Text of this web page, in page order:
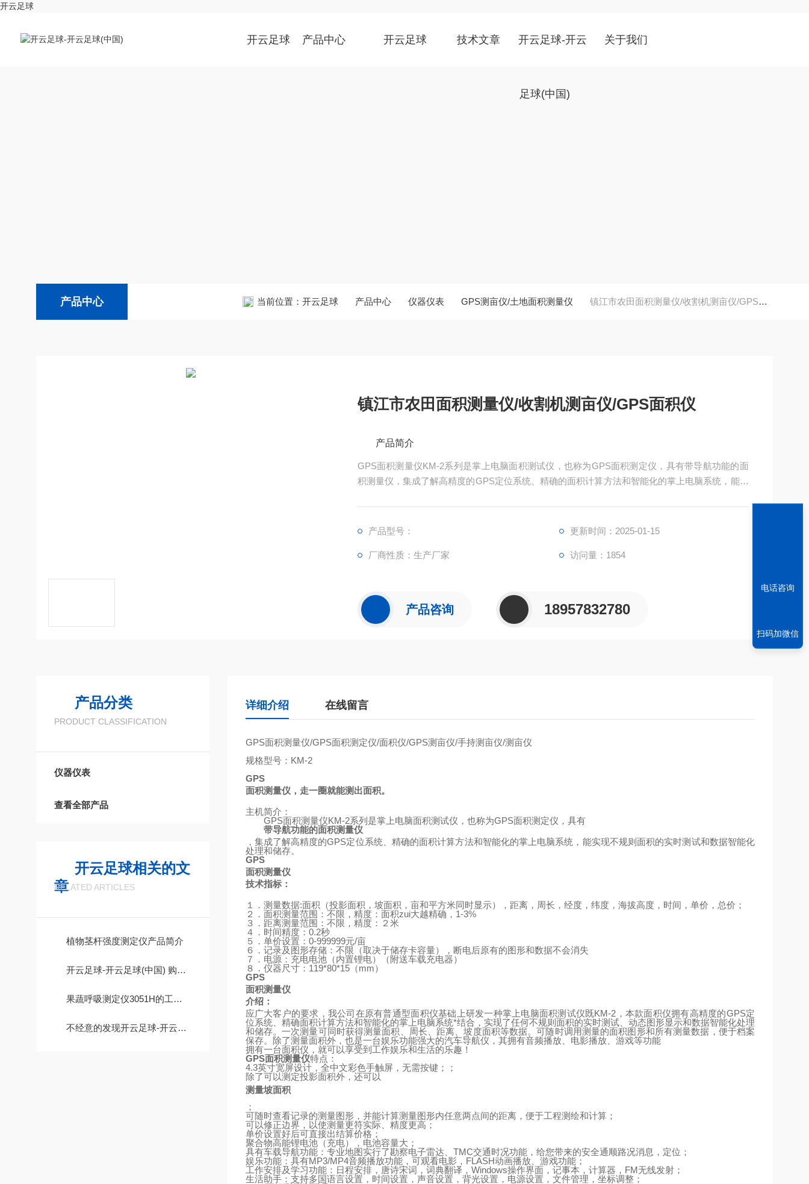
开云足球
开云足球 产品中心 开云足球 技术文章 开云足球-开云
足球(中国)
关于我们
产品中心 当前位置： 开云足球 产品中心 仪器仪表 GPS测亩仪/土地面积测量仪 镇江市农田面积测量仪/收割机测亩仪/GPS面积仪
镇江市农田面积测量仪/收割机测亩仪/GPS面积仪
产品简介
GPS面积测量仪KM-2系列是掌上电脑面积测试仪，也称为GPS面积测定仪，具有带导航功能的面
积测量仪，集成了解高精度的GPS定位系统、精确的面积计算方法和智能化的掌上电脑系统，能实
产品型号： 更新时间：2025-01-15
厂商性质：生产厂家 访问量：1854
产品咨询 18957832780
产品分类
PRODUCT CLASSIFICATION
仪器仪表
查看全部产品
开云足球相关的文
章
RELATED ARTICLES
植物茎杆强度测定仪产品简介
开云足球-开云足球(中国) 购买时你所需要知知道的事情
果蔬呼吸测定仪3051H的工作原理
不经意的发现开云足球-开云足球(中国) 水循环噪音比以前大很多，这是为什么呢?
详细介绍 在线留言
GPS面积测量仪/GPS面积测定仪/面积仪/GPS测亩仪/手持测亩仪/测亩仪
规格型号： KM-2
GPS
面积测量仪，走一圈就能测出面积。
主机简介：
GPS面积测量仪KM-2系列是掌上电脑面积测试仪，也称为GPS面积测定仪，具有
带导航功能的面积测量仪
，集成了解高精度的GPS定位系统、精确的面积计算方法和智能化的掌上电脑系统，能实现不规则面积的实时测试和数据智能化
处理和储存。
GPS
面积测量仪
技术指标：
１．测量数据:面积（投影面积，坡面积，亩和平方米同时显示），距离，周长，经度，纬度，海拔高度，时间，单价，总价；
２．面积测量范围：不限，精度：面积zui大越精确， 1-3%
３．距离测量范围：不限，精度：２米
４．时间精度： 0.2秒
５．单价设置： 0-999999元/亩
６．记录及图形存储：不限（取决于储存卡容量），断电后原有的图形和数据不会消失
７．电源：充电电池（内置锂电）
（附送车载充电器）
８．仪器尺寸： 119*80*15（mm）
GPS
面积测量仪
介绍：
应广大客户的要求，我公司在原有普通型面积仪基础上研发一种掌上电脑面积测试仪既KM-2 ，本款面积仪拥有高精度的GPS定
位系统、精确面积计算方法和智能化的掌上电脑系统*结合，实现了任何不规则面积的实时测试、动态图形显示和数据智能化处理
和储存。一次测量可同时获得测量面积、周长、距离、坡度面积等数据。可随时调用测量的面积图形和所有测量数据，便于档案
保存。除了测量面积外，也是一台娱乐功能强大的汽车导航仪，其拥有音频播放、电影播放、游戏等功能
拥有一台面积仪，就可以享受到工作娱乐和生活的乐趣！
GPS面积测量仪特点：
4.3英寸宽屏设计，全中文彩色手触屏，无需按键；；
除了可以测定投影面积外，还可以
测量坡面积
；
可随时查看记录的测量图形，并能计算测量图形内任意两点间的距离，便于工程测绘和计算；
可以修正边界，以使测量更符实际、精度更高；
单价设置好后可直接出结算价格；
聚合物高能锂电池（充电），电池容量大；
具有车载导航功能：专业地图实行了勘察电子雷达、 TMC交通时况功能，给您带来的安全通顺路况消息，定位；
娱乐功能：具有MP3/MP4音频播放功能，可观看电影， FLASH动画播放、游戏功能；
工作安排及学习功能：日程安排，唐诗宋词，词典翻译， Windows操作界面，记事本，计算器， FM无线发射；
生活助手：支持多国语言设置，时间设置，声音设置，背光设置，电源设置，文件管理，坐标调整；
电话咨询
扫码加微信